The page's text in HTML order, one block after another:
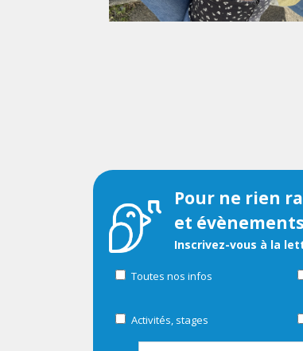
Pour ne rien
et
Inscrivez-vous à la
Toutes nos infos
Activités, stages